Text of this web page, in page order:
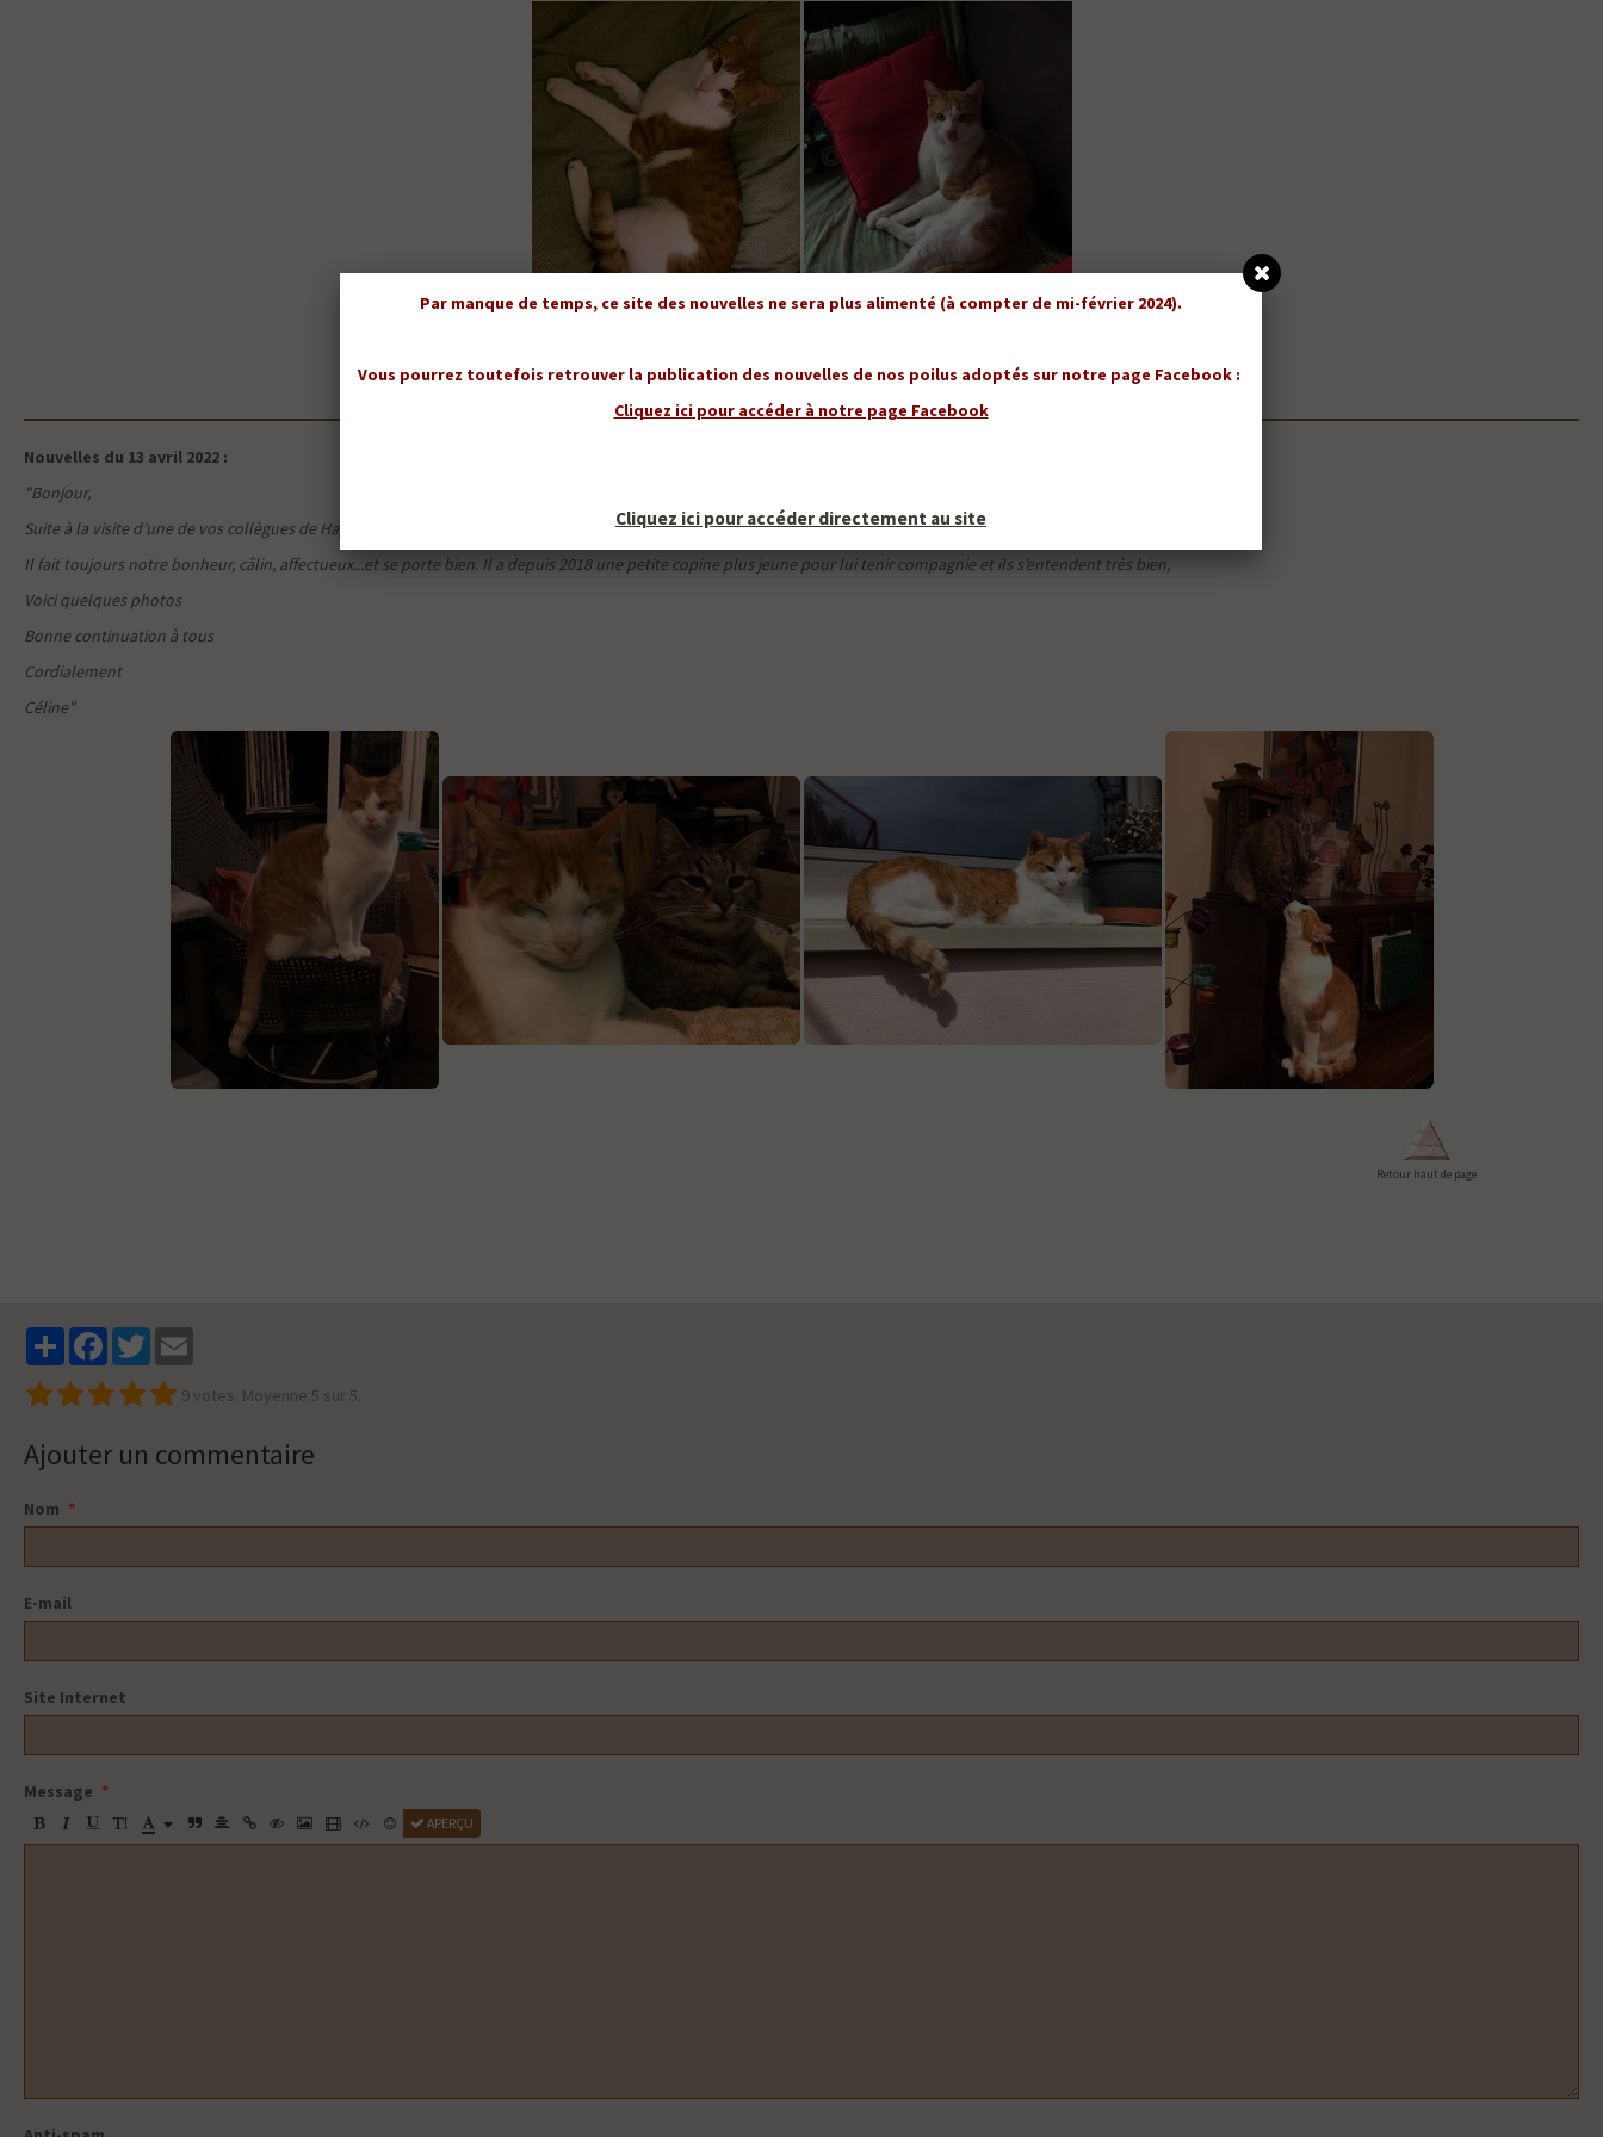
Nouvelles du 13 avril 2022 :
"Bonjour,
Suite à la visite d’une de vos collègues de Haguenau pour la petite chatte que j’y avais adoptée, je vous donne des nouvelles d’Amigo adopté chez vous en 2017.
Il fait toujours notre bonheur, câlin, affectueux...et se porte bien. Il a depuis 2018 une petite copine plus jeune pour lui tenir compagnie et ils s’entendent très bien,
Voici quelques photos
Bonne continuation à tous
Cordialement
Céline"
Retour haut de page
PartagerFacebook
Twitter
9 votes. Moyenne 5 sur 5.
Ajouter un commentaire
Nom
E-mail
Site Internet
Message
APERÇU
Par manque de temps, ce site des nouvelles ne sera plus alimenté (à compter de mi-février 2024).
Vous pourrez toutefois retrouver la publication des nouvelles de nos poilus adoptés sur notre page Facebook :
Cliquez ici pour accéder à notre page Facebook
Cliquez ici pour accéder directement au site